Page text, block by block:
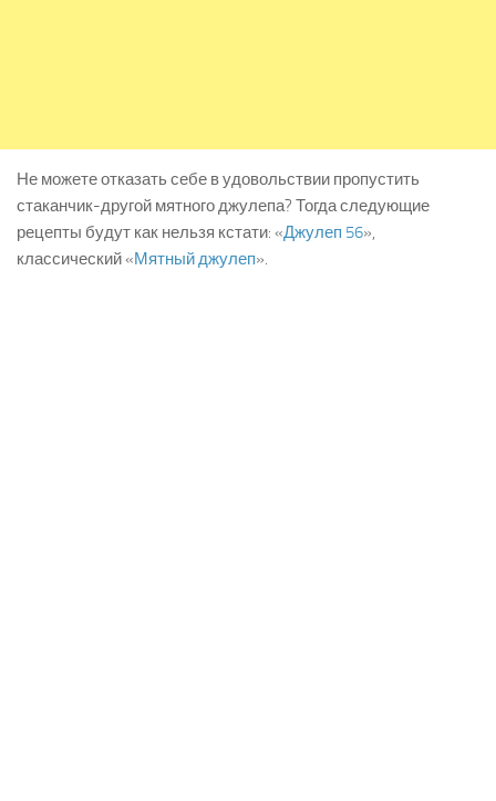
Не можете отказать себе в удовольствии пропустить
стаканчик-другой мятного джулепа? Тогда следующие
рецепты будут как нельзя кстати: «Джулеп 56»,
классический «Мятный джулеп».